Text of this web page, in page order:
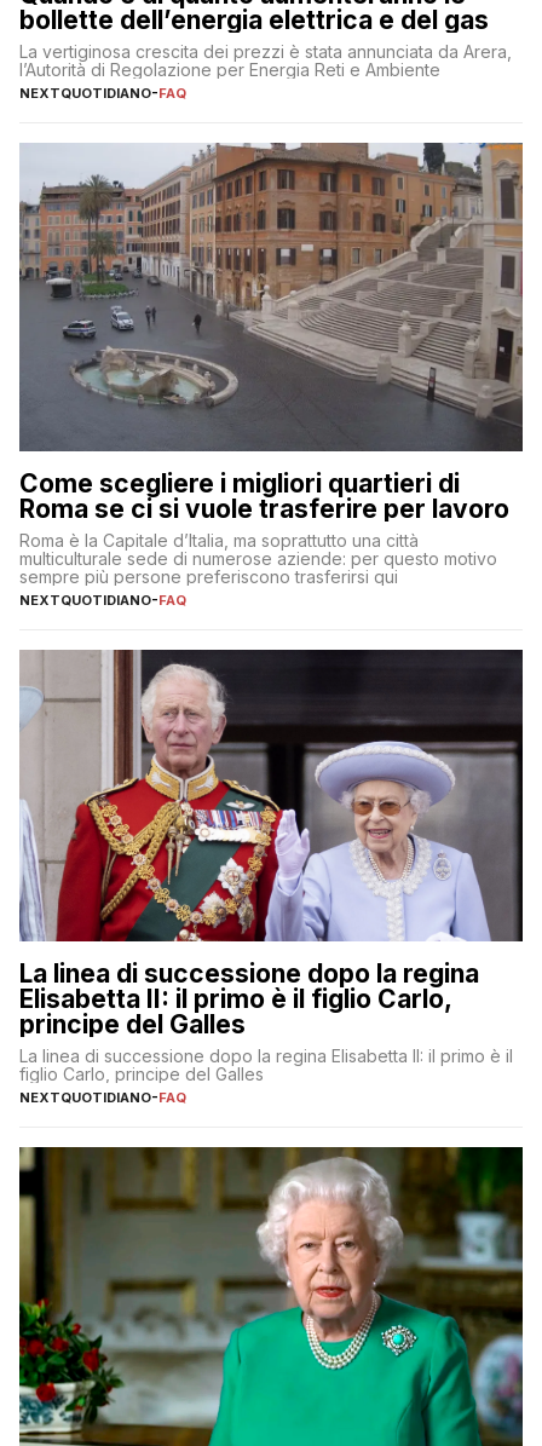
bollette dell’energia elettrica e del gas
La vertiginosa crescita dei prezzi è stata annunciata da Arera,
l’Autorità di Regolazione per Energia Reti e Ambiente
NEXTQUOTIDIANO-FAQ
Come scegliere i migliori quartieri di
Roma se ci si vuole trasferire per lavoro
Roma è la Capitale d’Italia, ma soprattutto una città
multiculturale sede di numerose aziende: per questo motivo
sempre più persone preferiscono trasferirsi qui
NEXTQUOTIDIANO-FAQ
La linea di successione dopo la regina
Elisabetta II: il primo è il figlio Carlo,
principe del Galles
La linea di successione dopo la regina Elisabetta II: il primo è il
figlio Carlo, principe del Galles
NEXTQUOTIDIANO-FAQ